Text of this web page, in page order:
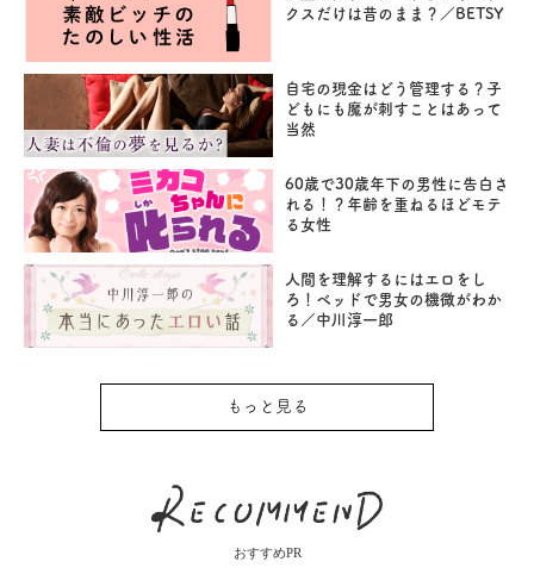
クスだけは昔のまま？／BETSY
自宅の現金はどう管理する？子
どもにも魔が刺すことはあって
当然
60歳で30歳年下の男性に告白さ
れる！？年齢を重ねるほどモテ
る女性
人間を理解するにはエロをし
ろ！ベッドで男女の機微がわか
る／中川淳一郎
もっと見る
おすすめPR